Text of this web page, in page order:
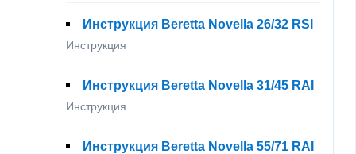
Инструкция Beretta Novella 26/32 RSI
Инструкция
Инструкция Beretta Novella 31/45 RAI
Инструкция
Инструкция Beretta Novella 55/71 RAI